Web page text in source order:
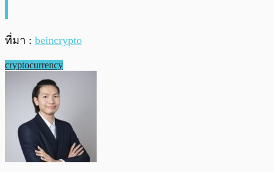
ที่มา : beincrypto
cryptocurrency